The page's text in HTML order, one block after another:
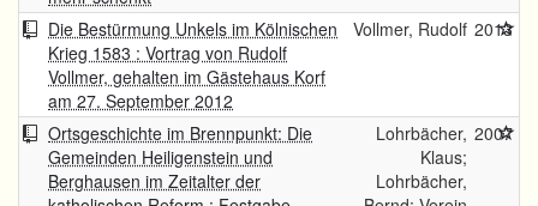
Die Bestürmung Unkels im Kölnischen
Krieg 1583 : Vortrag von Rudolf
Vollmer, gehalten im Gästehaus Korf
am 27. September 2012
Vollmer, Rudolf 2013
Ortsgeschichte im Brennpunkt: Die
Gemeinden Heiligenstein und
Berghausen im Zeitalter der
Lohrbächer,
Klaus;
Lohrbächer,
2007